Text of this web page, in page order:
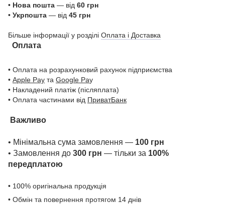
• Нова пошта — від 60 грн
• Укрпошта — від 45 грн
Більше інформації у розділі Оплата і Доставка
Оплата
• Оплата на розрахунковий рахунок підприємства
• Apple Pay та Google Pay
• Накладений платіж (післяплата)
• Оплата частинами від ПриватБанк
Важливо
• Мінімальна сума замовлення — 100 грн
• Замовлення до 300 грн — тільки за 100%
передплатою
• 100% оригінальна продукція
• Обмін та повернення протягом 14 днів